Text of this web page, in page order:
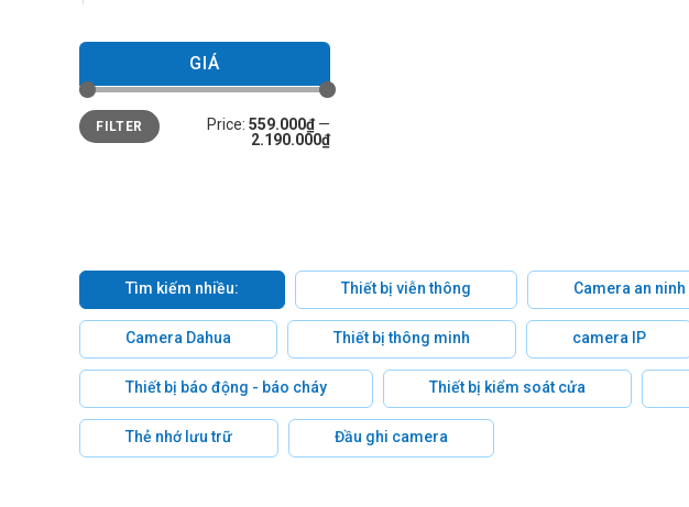
GIÁ
Min
price
Max
priceFILTER Price:559.000₫ —
2.190.000₫
Tìm kiếm nhiều: Thiết bị viễn thông Camera an ninh
Camera Dahua Thiết bị thông minh camera IP
Thiết bị báo động - báo cháy Thiết bị kiểm soát cửa
Thẻ nhớ lưu trữ Đầu ghi camera